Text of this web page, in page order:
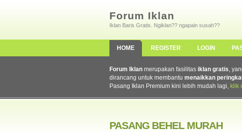
Forum Iklan
Iklan Baris Gratis. Ngiklan?? ngapain susah??
HOME REGISTER LOGIN
Forum Iklan merupakan fasilitas iklan gratis,
dirancang untuk membantu menaikkan
Pasang Iklan Premium kini lebih mudah lagi, klik
PASANG BEHEL MURAH